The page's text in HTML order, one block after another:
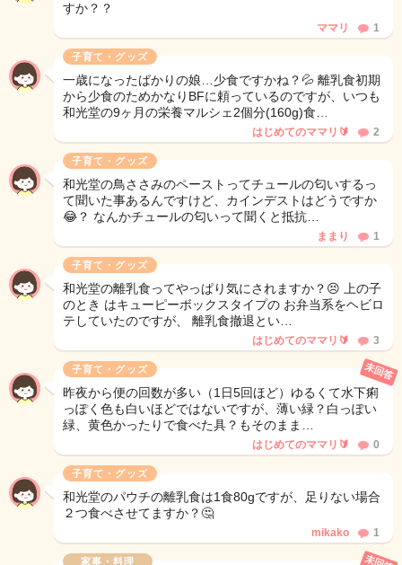
すか？？
ママリ 1
子育て・グッズ
一歳になったばかりの娘…少食ですかね？💦 離乳食初期
から少食のためかなりBFに頼っているのですが、いつも
和光堂の9ヶ月の栄養マルシェ2個分(160g)食…
はじめてのママリ🔰 2
子育て・グッズ
和光堂の鳥ささみのペーストってチュールの匂いするっ
て聞いた事あるんですけど、カインデストはどうですか
😂？ なんかチュールの匂いって聞くと抵抗…
ままり 1
子育て・グッズ
和光堂の離乳食ってやっぱり気にされますか？😣 上の子
のとき はキューピーボックスタイプの お弁当系をヘビロ
テしていたのですが、 離乳食撤退とい…
はじめてのママリ🔰 3
子育て・グッズ
昨夜から便の回数が多い（1日5回ほど）ゆるくて水下痢
っぽく色も白いほどではないですが、薄い緑？白っぽい
緑、黄色かったりで食べた具？もそのまま…
未回答
はじめてのママリ🔰 0
子育て・グッズ
和光堂のパウチの離乳食は1食80gですが、足りない場合
２つ食べさせてますか？🤔
mikako 1
家事・料理